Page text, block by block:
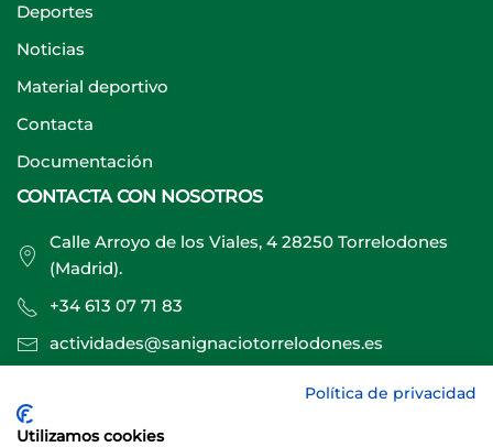
Deportes
Noticias
Material deportivo
Contacta
Documentación
CONTACTA CON NOSOTROS
Calle Arroyo de los Viales, 4 28250 Torrelodones
(Madrid).
+34 613 07 71 83
actividades@sanignaciotorrelodones.es
Sitio web creado por
Política de privacidad
Utilizamos cookies